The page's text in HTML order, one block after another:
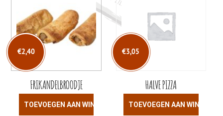
FRIKANDELBROODJE
€2,40
TOEVOEGEN AAN WINKELWAGEN
HALVE PIZZA
€3,05
TOEVOEGEN AAN